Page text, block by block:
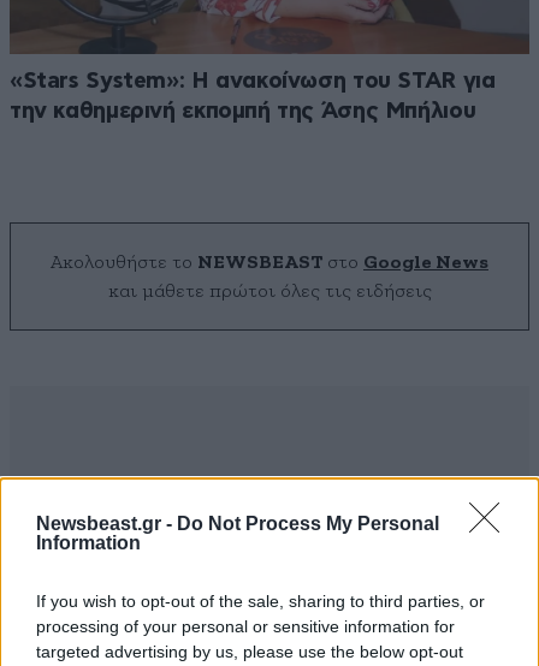
Newsbeast.gr - Do Not Process My Personal
Information
If you wish to opt-out of the sale, sharing to third parties, or
processing of your personal or sensitive information for
targeted advertising by us, please use the below opt-out
«Stars System»: Η ανακοίνωση του STAR για
την καθημερινή εκπομπή της Άσης Μπήλιου
Ακολουθήστε το NEWSBEAST στο Google News
και μάθετε πρώτοι όλες τις ειδήσεις